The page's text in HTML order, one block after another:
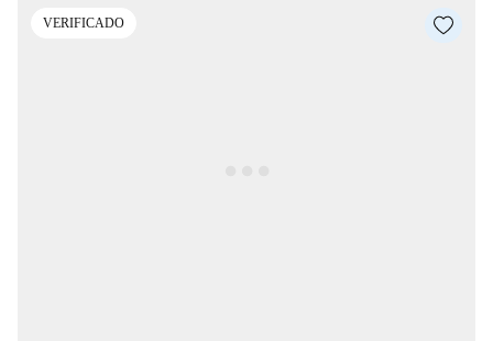
VERIFICADO